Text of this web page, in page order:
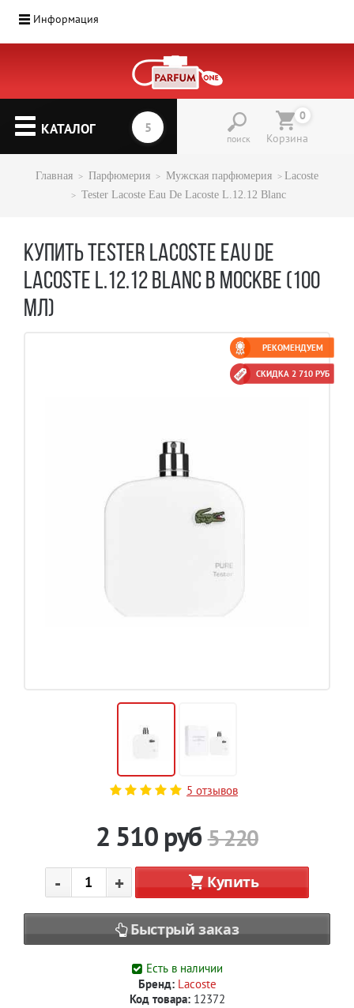
Информация
КАТАЛОГ
поиск
0
Корзина
Главная Парфюмерия Mужская парфюмерия
Lacoste
Tester Lacoste Eau De Lacoste L.12.12 Blanc
КУПИТЬ TESTER LACOSTE EAU DE
LACOSTE L.12.12 BLANC В МОСКВЕ (100
МЛ)
РЕКОМЕНДУЕМ
СКИДКА 2 710 РУБ
5 отзывов
2 510 руб 5 220
- + Купить
Быстрый заказ
Есть в наличии
Бренд: Lacoste
Код товара:12372